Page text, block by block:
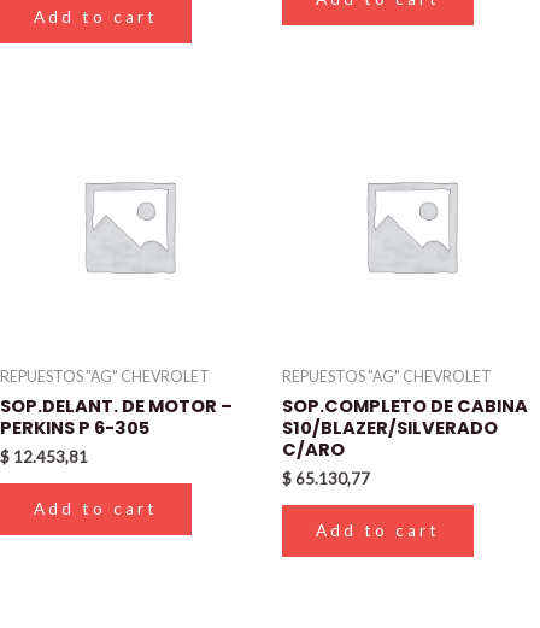
Add to cart
REPUESTOS "AG" CHEVROLET
SOP.DELANT. DE MOTOR –
PERKINS P 6-305
$ 12.453,81
Add to cart
REPUESTOS "AG" CHEVROLET
SOP.COMPLETO DE CABINA
S10/BLAZER/SILVERADO
C/ARO
$65.130,77
Add to cart